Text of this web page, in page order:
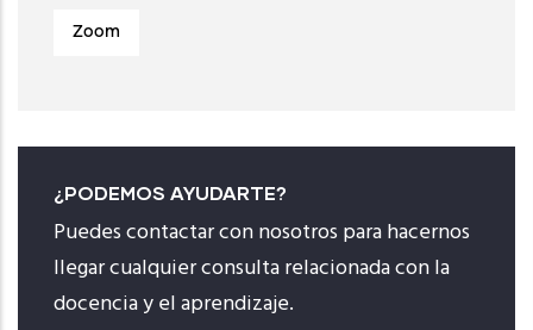
Zoom
¿PODEMOS AYUDARTE?
Puedes contactar con nosotros para hacernos
llegar cualquier consulta relacionada con la
docencia y el aprendizaje.